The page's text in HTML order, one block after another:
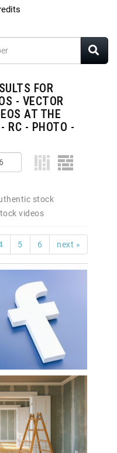
/ Credits
FOR
- VECTOR
AT THE
RC - PHOTO -
stock
videos
5 6 next »